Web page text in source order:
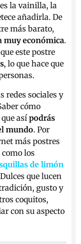
la vainilla, la
añadirla. De
más barato,
muy económica.
este postre
, lo que hace que
redes sociales y
cómo
que asípodrás
mundo. Por
más postres
como los
de limón
que lucen
gusto y
coquitos,
con su aspecto